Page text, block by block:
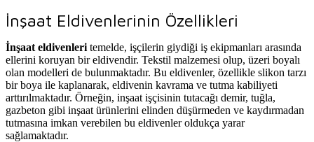
İnşaat Eldivenlerinin Özellikleri
İnşaat eldivenleri temelde, işçilerin giydiği iş ekipmanları arasında
ellerini koruyan bir eldivendir. Tekstil malzemesi olup, üzeri boyalı
olan modelleri de bulunmaktadır. Bu eldivenler, özellikle slikon tarzı
bir boya ile kaplanarak, eldivenin kavrama ve tutma kabiliyeti
arttırılmaktadır. Örneğin, inşaat işçisinin tutacağı demir, tuğla,
gazbeton gibi inşaat ürünlerini elinden düşürmeden ve kaydırmadan
tutmasına imkan verebilen bu eldivenler oldukça yarar
sağlamaktadır.